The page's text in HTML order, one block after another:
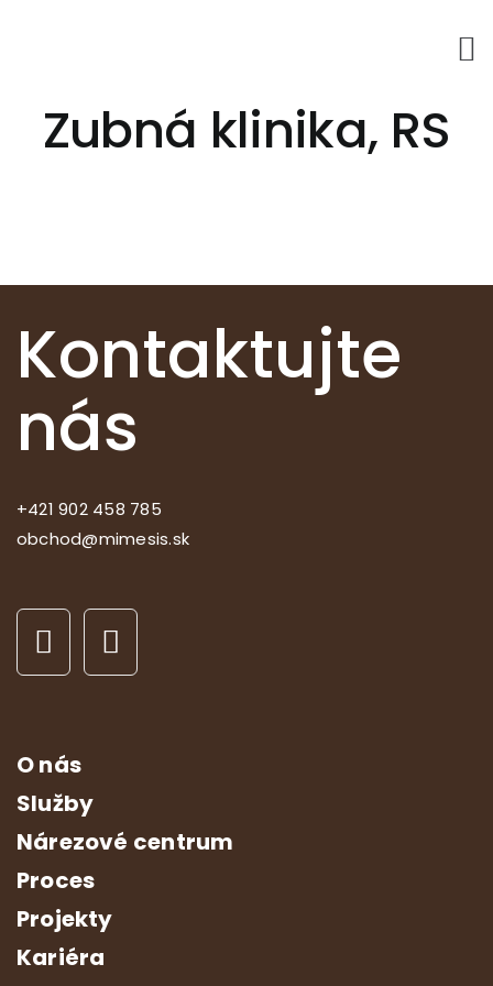
Zubná klinika, RS
Kontaktujte
nás
+421 902 458 785
obchod@mimesis.sk
O nás
Služby
Nárezové centrum
Proces
Projekty
Kariéra